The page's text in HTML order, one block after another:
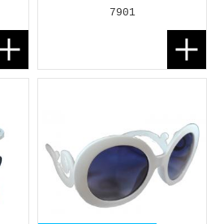
Lägg till i favoriter
7901